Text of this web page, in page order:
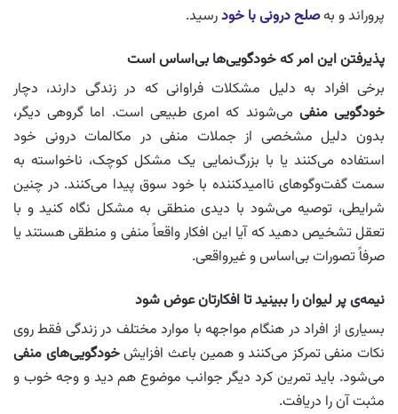
پروراند و بهصلح درونی با خودرسید.
پذیرفتن این امر که خودگویی‌ها بی‌اساس است
برخی افراد به دلیل مشکلات فراوانی که در زندگی دارند، دچار
خودگویی منفی می‌شوند که امری طبیعی است. اما گروهی دیگر،
بدون دلیل مشخصی از جملات منفی در مکالمات درونی خود
استفاده می‌کنند یا با بزرگ‌نمایی یک مشکل کوچک، ناخواسته به
سمت گفت‌وگوهای ناامیدکننده با خود سوق پیدا می‌کنند. در چنین
شرایطی، توصیه می‌شود با دیدی منطقی به مشکل نگاه کنید و با
تعقل تشخیص دهید که آیا این افکار واقعاً منفی و منطقی هستند یا
صرفاً تصورات بی‌اساس و غیرواقعی.
نیمه‌ی پر لیوان را ببینید تا افکارتان عوض شود
بسیاری از افراد در هنگام مواجهه با موارد مختلف در زندگی فقط روی
نکات منفی تمرکز می‌کنند و همین باعث افزایشخودگویی‌های منفی
می‌شود. باید تمرین کرد دیگر جوانب موضوع هم دید و وجه خوب و
مثبت آن را دریافت.